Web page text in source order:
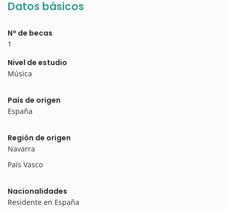
Datos básicos
Nº de becas
1
Nivel de estudio
Música
País de origen
España
Región de origen
Navarra
País Vasco
Nacionalidades
Residente en España